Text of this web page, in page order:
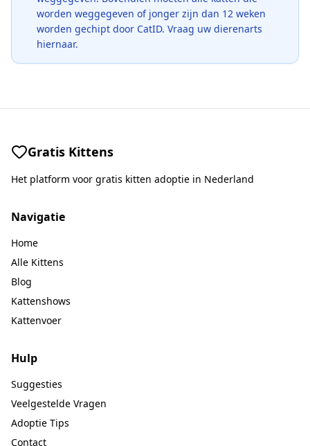
worden weggegeven of jonger zijn dan 12 weken
worden gechipt door CatID. Vraag uw dierenarts
hiernaar.
Gratis Kittens
Het platform voor gratis kitten adoptie in Nederland
Navigatie
Home
Alle Kittens
Blog
Kattenshows
Kattenvoer
Hulp
Suggesties
Veelgestelde Vragen
Adoptie Tips
Contact